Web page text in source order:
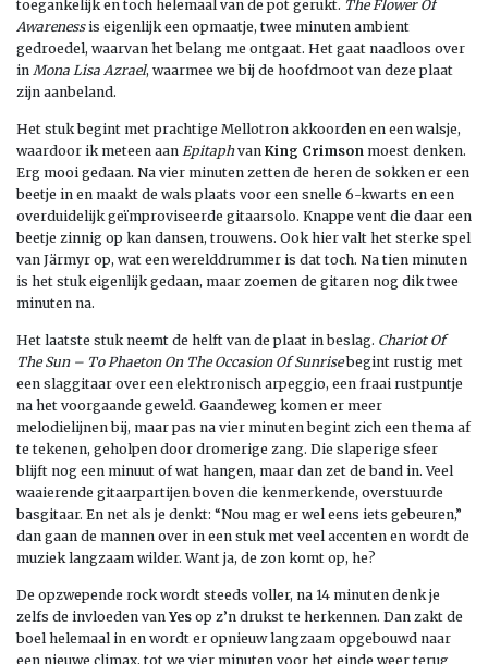
toegankelijk en toch helemaal van de pot gerukt. The Flower Of
Awarenessis eigenlijk een opmaatje, twee minuten ambient
gedroedel, waarvan het belang me ontgaat. Het gaat naadloos over
in Mona Lisa Azrael, waarmee we bij de hoofdmoot van deze plaat
zijn aanbeland.
Het stuk begint met prachtige Mellotron akkoorden en een walsje,
waardoor ik meteen aan Epitaphvan King Crimson moest denken.
Erg mooi gedaan. Na vier minuten zetten de heren de sokken er een
beetje in en maakt de wals plaats voor een snelle 6-kwarts en een
overduidelijk geïmproviseerde gitaarsolo. Knappe vent die daar een
beetje zinnig op kan dansen, trouwens. Ook hier valt het sterke spel
van Järmyr op, wat een werelddrummer is dat toch. Na tien minuten
is het stuk eigenlijk gedaan, maar zoemen de gitaren nog dik twee
minuten na.
Het laatste stuk neemt de helft van de plaat in beslag. Chariot Of
The Sun – To Phaeton On The Occasion Of Sunrisebegint rustig met
een slaggitaar over een elektronisch arpeggio, een fraai rustpuntje
na het voorgaande geweld. Gaandeweg komen er meer
melodielijnen bij, maar pas na vier minuten begint zich een thema af
te tekenen, geholpen door dromerige zang. Die slaperige sfeer
blijft nog een minuut of wat hangen, maar dan zet de band in. Veel
waaierende gitaarpartijen boven die kenmerkende, overstuurde
basgitaar. En net als je denkt: “Nou mag er wel eens iets gebeuren,”
dan gaan de mannen over in een stuk met veel accenten en wordt de
muziek langzaam wilder. Want ja, de zon komt op, he?
De opzwepende rock wordt steeds voller, na 14 minuten denk je
zelfs de invloeden vanYes op z’n drukst te herkennen. Dan zakt de
boel helemaal in en wordt er opnieuw langzaam opgebouwd naar
een nieuwe climax, tot we vier minuten voor het einde weer terug